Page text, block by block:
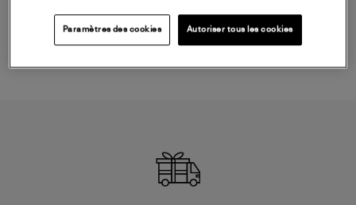
Paramètres des cookies Autoriser tous les cookies